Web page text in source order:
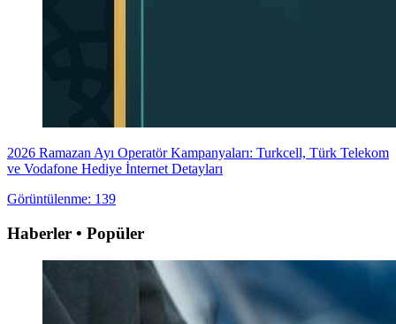
2026 Ramazan Ayı Operatör Kampanyaları: Turkcell, Türk Telekom
ve Vodafone Hediye İnternet Detayları
Görüntülenme: 139
Haberler • Popüler